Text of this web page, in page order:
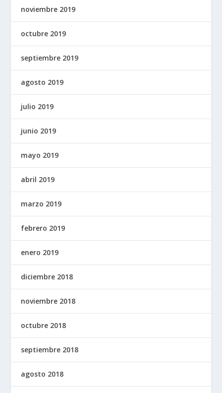
noviembre 2019
octubre 2019
septiembre 2019
agosto 2019
julio 2019
junio 2019
mayo 2019
abril 2019
marzo 2019
febrero 2019
enero 2019
diciembre 2018
noviembre 2018
octubre 2018
septiembre 2018
agosto 2018